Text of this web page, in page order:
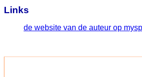
Links
de website van de auteur op